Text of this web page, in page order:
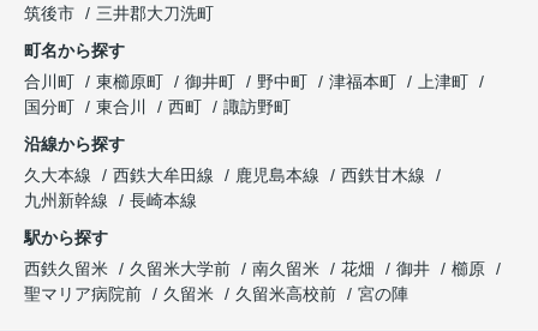
筑後市
三井郡大刀洗町
町名から探す
合川町
東櫛原町 御井町 野中町 津福本町
上津町
国分町
東合川 西町
諏訪野町
沿線から探す
久大本線
西鉄大牟田線 鹿児島本線
西鉄甘木線
九州新幹線
長崎本線
駅から探す
西鉄久留米
久留米大学前 南久留米 花畑 御井
櫛原
聖マリア病院前
久留米 久留米高校前 宮の陣